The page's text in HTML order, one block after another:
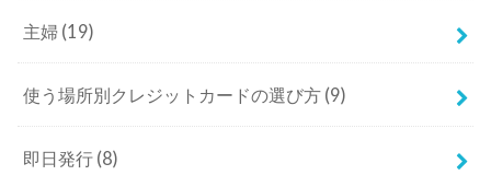
主婦 (19)
使う場所別クレジットカードの選び方 (9)
即日発行 (8)